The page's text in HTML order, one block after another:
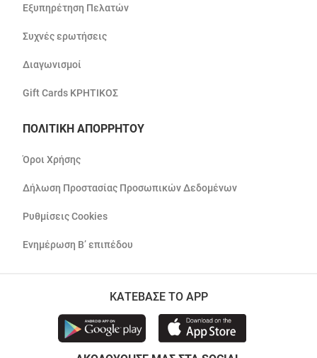
Εξυπηρέτηση Πελατών
Συχνές ερωτήσεις
Διαγωνισμοί
Gift Cards ΚΡΗΤΙΚΟΣ
ΠΟΛΙΤΙΚΗ ΑΠΟΡΡΗΤΟΥ
Όροι Χρήσης
Δήλωση Προστασίας Προσωπικών Δεδομένων
Ρυθμίσεις Cookies
Ενημέρωση Β’ επιπέδου
ΚΑΤΕΒΑΣΕ ΤΟ APP